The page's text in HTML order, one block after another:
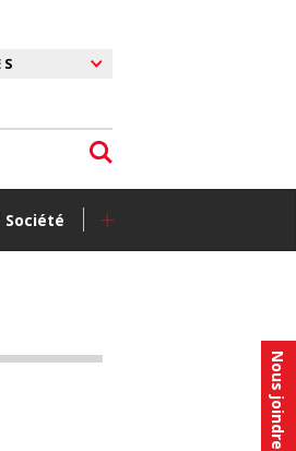
Nous joindre
Société +